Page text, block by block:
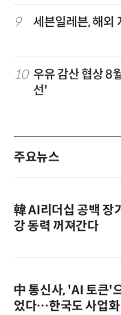
9 세븐일레븐, 해외
10 우유 감산 협상 8
선'
주요뉴스
韓 AI리더십 공백
강 동력 꺼져간다
中 통신사, 'AI 토큰'
었다…한국도 사업